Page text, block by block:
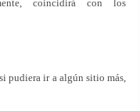
coincidirá con los
pudiera ir a algún sitio más,